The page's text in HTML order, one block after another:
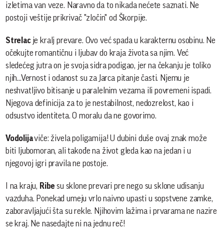
izletima van veze. Naravno da to nikada nećete saznati. Ne
postoji veštije prikrivač "zločin" od Škorpije.
Strelac je kralj prevare. Ovo već spada u karakternu osobinu. Ne
očekujte romantičnu i ljubav do kraja života sa njim. Već
sledećeg jutra on je svoja sidra podigao, jer na čekanju je toliko
njih...Vernost i odanost su za Jarca pitanje časti. Njemu je
neshvatljivo bitisanje u paralelnim vezama ili povremeni ispadi.
Njegova definicija za to je nestabilnost, nedozrelost, kao i
odsustvo identiteta. O moralu da ne govorimo.
Vodolijaviče: živela poligamija! U dubini duše ovaj znak može
biti ljubomoran, ali takođe na život gleda kao na jedan i u
njegovoj igri pravila ne postoje.
I na kraju, Ribesu sklone prevari pre nego su sklone udisanju
vazduha. Ponekad umeju vrlo naivno upasti u sopstvene zamke,
zaboravljajući šta su rekle. Njihovim lažima i prvarama ne nazire
se kraj. Ne nasedajte ni na jednu reč!